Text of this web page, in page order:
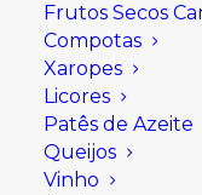
Frutos Secos
Compotas
Xaropes
Licores
Patês de Azeite
Queijos
Vinho